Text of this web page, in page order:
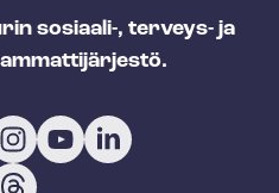
sosiaali-, terveys- ja